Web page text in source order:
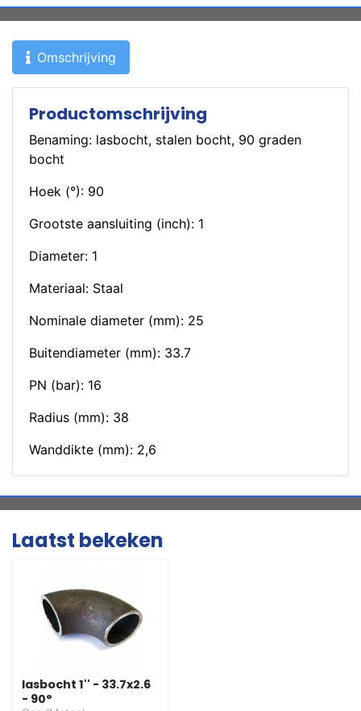
Omschrijving
Productomschrijving
Benaming: lasbocht, stalen bocht, 90 graden
bocht
Hoek (°): 90
Grootste aansluiting (inch): 1
Diameter: 1
Materiaal: Staal
Nominale diameter (mm): 25
Buitendiameter (mm): 33.7
PN (bar): 16
Radius (mm): 38
Wanddikte (mm): 2,6
Laatst bekeken
lasbocht 1'' - 33.7x2.6
- 90°